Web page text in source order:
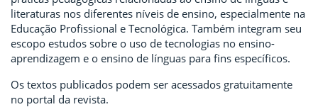
literaturas nos diferentes níveis de ensino, especialmente na
Educação Profissional e Tecnológica. Também integram seu
escopo estudos sobre o uso de tecnologias no ensino-
aprendizagem e o ensino de línguas para fins específicos.
Os textos publicados podem ser acessados gratuitamente
no portal da revista.